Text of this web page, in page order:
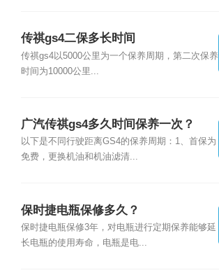
传祺gs4二保多长时间
传祺gs4以5000公里为一个保养周期，第二次保养
时间为10000公里...
广汽传祺gs4多久时间保养一次？
以下是不同行驶距离GS4的保养周期：1、首保为
免费，更换机油和机油滤清...
保时捷电瓶保修多久？
保时捷电瓶保修3年，对电瓶进行定期保养能够延
长电瓶的使用寿命，电瓶是电...